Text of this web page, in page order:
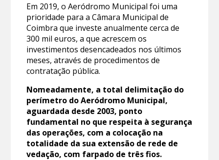
Em 2019, o Aeródromo Municipal foi uma
prioridade para a Câmara Municipal de
Coimbra que investe anualmente cerca de
300 mil euros, a que acrescem os
investimentos desencadeados nos últimos
meses, através de procedimentos de
contratação pública.
Nomeadamente, a total delimitação do
perímetro do Aeródromo Municipal,
aguardada desde 2003, ponto
fundamental no que respeita à segurança
das operações, com a colocação na
totalidade da sua extensão de rede de
vedação, com farpado de três fios.